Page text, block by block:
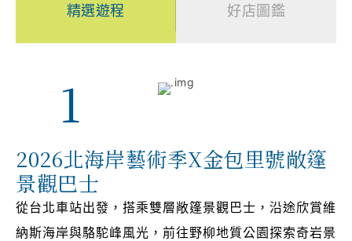
精選遊程 好店圖鑑
1
2026北海岸藝術季X金包里號敞篷
景觀巴士
從台北車站出發，搭乘雙層敞篷景觀巴士，沿途欣賞維
納斯海岸與駱駝峰風光，前往野柳地質公園探索奇岩景